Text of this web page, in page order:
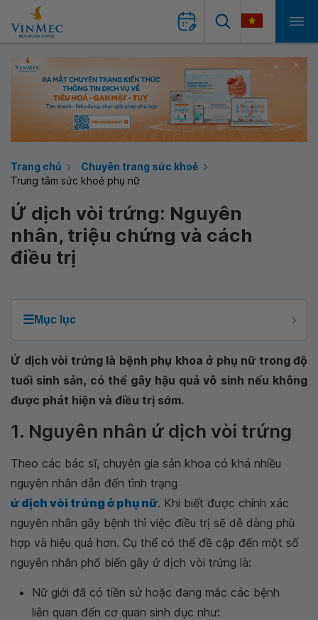
Trang chủ
Chuyên trang sức khoẻ
Trung tâm sức khoẻ phụ nữ
Ứ dịch vòi trứng: Nguyên
nhân, triệu chứng và cách
điều trị
☰Mục lục
Ứ dịch vòi trứng là bệnh phụ khoa ở phụ nữ trong độ
tuổi sinh sản, có thể gây hậu quả vô sinh nếu không
được phát hiện và điều trị sớm.
1. Nguyên nhân ứ dịch vòi trứng
Theo các bác sĩ, chuyên gia sản khoa có khá nhiều
nguyên nhân dẫn đến tình trạng
ứ dịch vòi trứng ở phụ nữ. Khi biết được chính xác
nguyên nhân gây bệnh thì việc điều trị sẽ dễ dàng phù
hợp và hiệu quả hơn. Cụ thể có thể đề cập đến một số
nguyên nhân phổ biến gây ứ dịch vòi trứng là:
Nữ giới đã có tiền sử hoặc đang mắc các bệnh
liên quan đến cơ quan sinh dục như: